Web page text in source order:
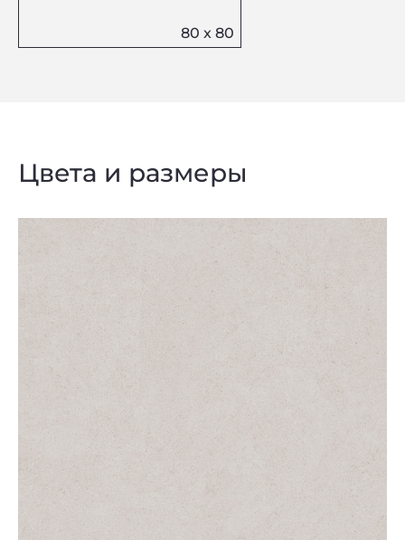
Цвета и размеры